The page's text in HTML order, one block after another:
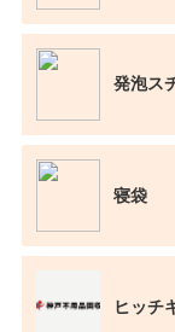
発泡ス
寝袋
ヒッチ